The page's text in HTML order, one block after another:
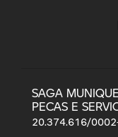
SAGA
PECAS E
20.374.616/